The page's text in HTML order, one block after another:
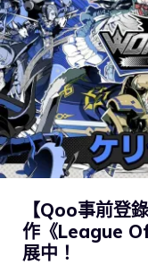
【Qoo事前登
作《League
展中！